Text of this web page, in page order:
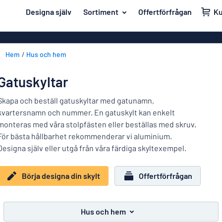
innehålletDesigna själv Sortiment Offertförfrågan
Hus och hem
Kontor & arbetsplats
Namnskyltar
Dekaler
Branscher
Uppmärkning
Trafik och fordon
Visa alla kategorier
Dekaler
Eco Board
Mest
populära
Material
Hus
och
hem
Kontor
arbetsplats
Namnskyltar
Dekaler
till
din skylt
Hem Hus och hem
och beställ gatuskyltar med gatunamn,
och nummer. En gatuskylt kan enkelt
med våra stolpfästen eller beställas med skruv.
bästa hållbarhet rekommenderar vi aluminium.
själv eller utgå från våra färdiga skyltexempel.
Börja designa din skylt Offertförfrågan
Hus och hem